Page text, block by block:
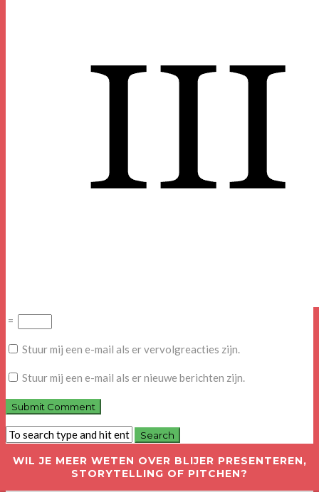
=
Stuur mij een e-mail als er vervolgreacties zijn.
Stuur mij een e-mail als er nieuwe berichten zijn.
WIL JE MEER WETEN OVER BLIJER PRESENTEREN,
STORYTELLING OF PITCHEN?